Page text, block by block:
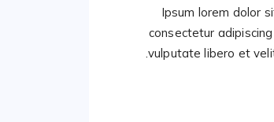
Ipsum lorem dolor
consectetur
vulputate libero et